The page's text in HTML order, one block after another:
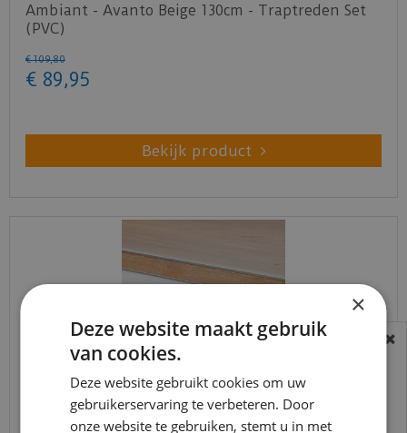
Ambiant - Avanto Beige 130cm - Traptreden Set
(PVC)
€ 109,80
€ 89,95
Bekijk product
Co-pro - Stootbord PVC RAL9016 wit
BEREIKBAARHEID
In verband met de vakantie periode zijn wij
t/m 14 augustus telefonisch helaas niet
bereikbaar.
×
Deze website maakt gebruik
van cookies.
Deze website gebruikt cookies om uw
gebruikerservaring te verbeteren. Door
onze website te gebruiken, stemt u in met